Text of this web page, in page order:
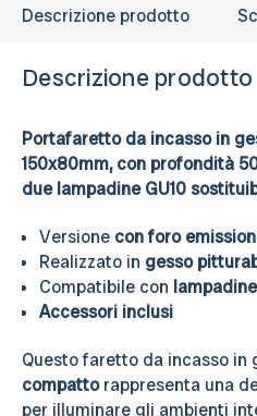
Descrizione prodotto
Descrizione prodotto
Portafaretto da incasso in
150x80mm, con profondità
due lampadine GU10
Versione con foro
Realizzato in gesso
Compatibile con
Accessori inclusi
Questo faretto da incasso in
compattorappresenta una
per illuminare gli ambienti